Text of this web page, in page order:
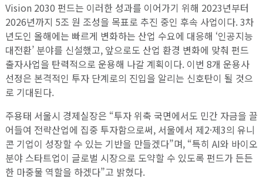
Vision 2030 펀드는 이러한 성과를 이어가기 위해 2023년부터
2026년까지 5조 원 조성을 목표로 추진 중인 후속 사업이다. 3차
년도인 올해에는 빠르게 변화하는 산업 수요에 대응해 ‘인공지능
대전환’ 분야를 신설했고, 앞으로도 산업 환경 변화에 맞춰 펀드
출자사업을 탄력적으로 운용해 나갈 계획이다. 이번 8개 운용사
선정은 본격적인 투자 단계로의 진입을 알리는 신호탄이 될 것으
로 기대된다.
주용태 서울시 경제실장은 “투자 위축 국면에서도 민간 자금을 끌
어들여 전략산업에 집중 투자함으로써, 서울에서 제2·제3의 유니
콘 기업이 성장할 수 있는 기반을 만들겠다”며, “특히 AI와 바이오
분야 스타트업이 글로벌 시장으로 도약할 수 있도록 펀드가 든든
한 마중물 역할을 하겠다”고 밝혔다.